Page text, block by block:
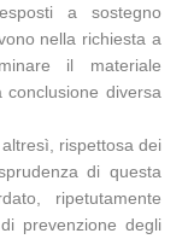
a sostegno
nella richiesta a
il materiale
diversa
rispettosa dei
di questa
ripetutamente
prevenzione degli